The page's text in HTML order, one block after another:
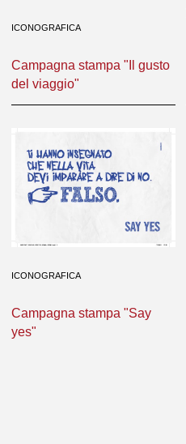
ICONOGRAFICA
Campagna stampa "Il gusto
del viaggio"
ICONOGRAFICA
Campagna stampa "Say
yes"